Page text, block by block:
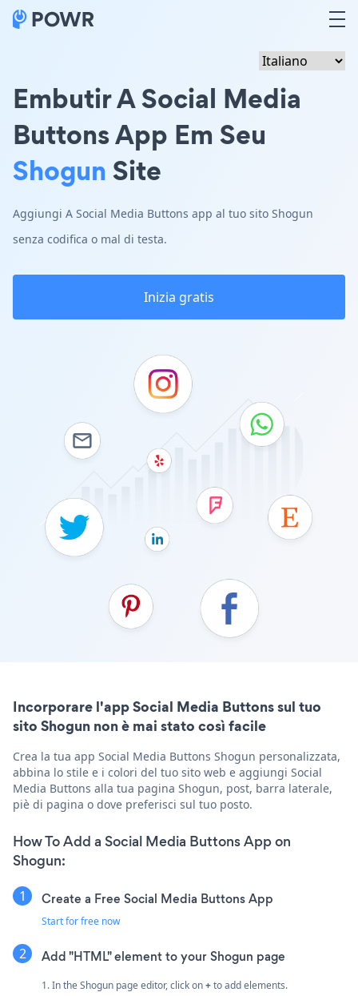
Embutir A Social Media
Buttons App Em Seu
ShogunSite
Aggiungi A Social Media Buttons app al tuo sito Shogun
senza codifica o mal di testa.
Inizia gratis
Incorporare l'app Social Media Buttons sul tuo
sito Shogun non è mai stato così facile
Crea la tua app Social Media Buttons Shogun personalizzata,
abbina lo stile e i colori del tuo sito web e aggiungi Social
Media Buttons alla tua pagina Shogun, post, barra laterale,
piè di pagina o dove preferisci sul tuo posto.
How To Add a Social Media Buttons App on
Shogun:
Create a Free Social Media Buttons App
Start for free now
Add "HTML" element to your Shogun page
1. In the Shogun page editor, click on+to add elements.